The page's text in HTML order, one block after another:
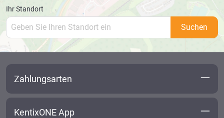
Ihr Standort
Suchen
Zahlungsarten
KentixONE App